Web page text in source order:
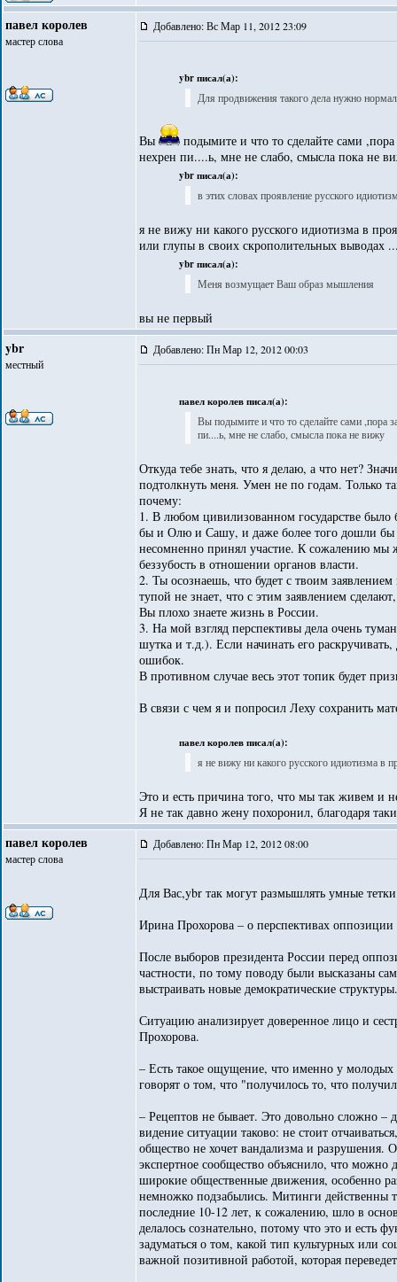
павел королев
мастер слова
Добавлено: Вс Мар 11, 2012 23:09
ybr писал(а):
Для продвижения такого дела нужно
Вы
подымите и что то сделайте сами
нехрен пи....ь, мне не слабо, смысла пока не
ybr писал(а):
в этих словах проявление русского
я не вижу ни какого русского идиотизма в
или глупы в своих скрополительных выводах
ybr писал(а):
Меня возмущает Ваш образ мышления
вы не первый
ybr
местный
Добавлено: Пн Мар 12, 2012 00:03
павел королев писал(а):
Вы подымите и что то сделайте сами ,пора
пи....ь, мне не слабо, смысла пока не вижу
Откуда тебе знать, что я делаю, а что нет?
подтолкнуть меня. Умен не по годам. Только
почему:
1. В любом цивилизованном государстве было
бы и Олю и Сашу, и даже более того дошли бы
несомненно принял участие. К сожалению мы
беззубость в отношении органов власти.
2. Ты осознаешь, что будет с твоим
тупой не знает, что с этим заявлением
Вы плохо знаете жизнь в России.
3. На мой взгляд перспективы дела очень
шутка и т.д.). Если начинать его
ошибок.
В противном случае весь этот топик будет
В связи с чем я и попросил Леху сохранить
павел королев писал(а):
я не вижу ни какого русского идиотизма в
Это и есть причина того, что мы так живем и
Я не так давно жену похоронил, благодаря
павел королев
мастер слова
Добавлено: Пн Мар 12, 2012 08:00
Для Вас,ybr так могут размышлять умные тетки
Ирина Прохорова – о перспективах
После выборов президента России перед
частности, по тому поводу были высказаны
выстраивать новые демократические структуры.
Ситуацию анализирует доверенное лицо и
Прохорова.
– Есть такое ощущение, что именно у молодых
говорят о том, что "получилось то, что
– Рецептов не бывает. Это довольно сложно –
видение ситуации таково: не стоит
общество не хочет вандализма и разрушения.
экспертное сообщество объяснило, что можно
широкие общественные движения, особенно
немножко подзабылись. Митинги действенны
последние 10-12 лет, к сожалению, шло в
делалось сознательно, потому что это и
задуматься о том, какой тип культурных или
важной позитивной работой, которая